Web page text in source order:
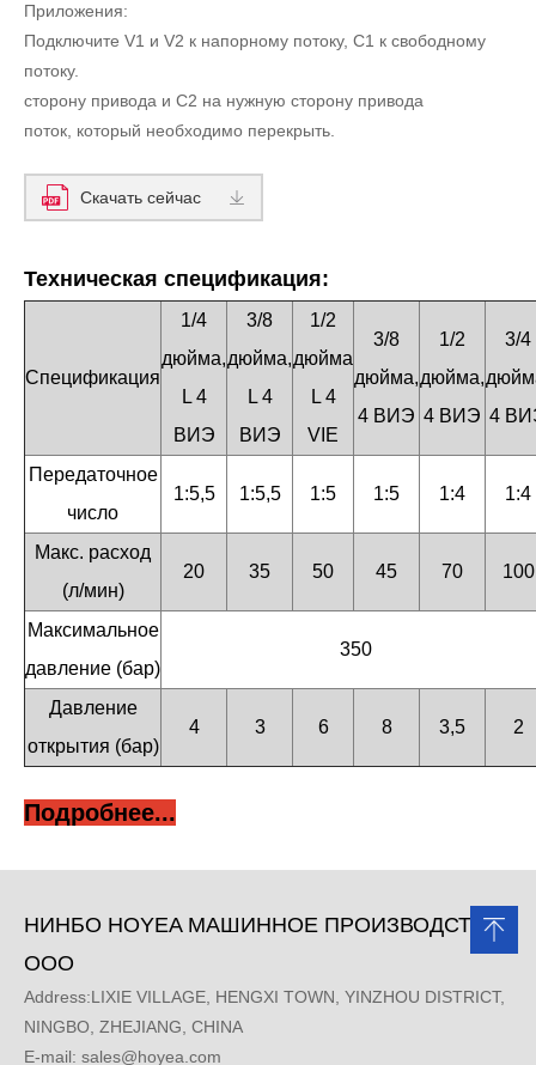
Приложения:
Подключите V1 и V2 к напорному потоку, C1 к свободному
потоку.
сторону привода и C2 на нужную сторону привода
поток, который необходимо перекрыть.
Скачать сейчас
Техническая спецификация:
Спецификация
1/4
дюйма,
L 4
ВИЭ
3/8
дюйма,
L 4
ВИЭ
1/2
дюйма
L 4
VIE
3/8
дюйма,
4 ВИЭ
1/2
дюйма,
4 ВИЭ
3/4
4
Передаточное
число
1:5,5 1:5,5 1:5 1:5 1:4 1:4
Макс. расход
(л/мин)
20 35 50 45 70 100
Максимальное
давление (бар)
350
Давление
открытия (бар)
4 3 6 8 3,5 2
Подробнее...
НИНБО HOYEA МАШИННОЕ ПРОИЗВОДСТВО,
ООО
Address:LIXIE VILLAGE, HENGXI TOWN, YINZHOU DISTRICT,
NINGBO, ZHEJIANG, CHINA
E-mail: sales@hoyea.com